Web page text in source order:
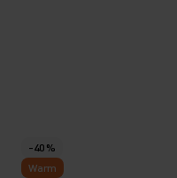
-40 %
Warm